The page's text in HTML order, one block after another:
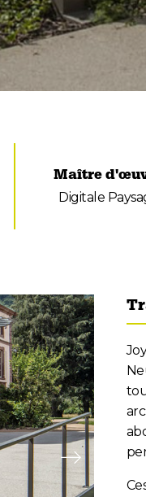
Maître
Digitale
Slide suivante